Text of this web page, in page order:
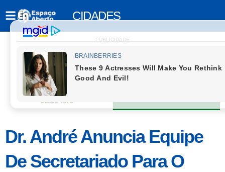
CIDADES
PUBLICIDADE
Dr. André Anuncia Equipe
De Secretariado Para O